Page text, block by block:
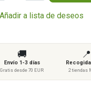
Añadir a lista de deseos
🚚
Envío 1-3 días
Gratis desde 70 EUR
📍
2 tiendas